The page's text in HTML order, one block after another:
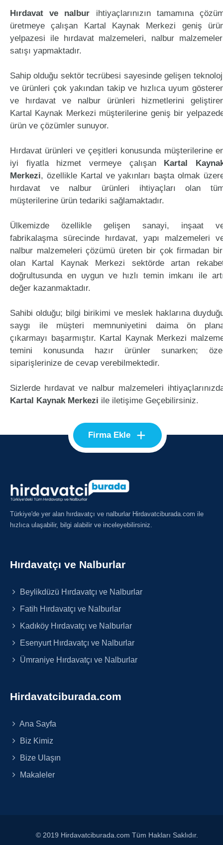
Hırdavat ve nalbur ihtiyaçlarınızın tamamına
üretmeye çalışan Kartal Kaynak Merkezi geniş
yelpazesi ile hırdavat malzemeleri, nalbur
satışı yapmaktadır.
Sahip olduğu sektör tecrübesi sayesinde gelişen
ve ürünleri çok yakından takip ve hızlıca uyum
ve hırdavat ve nalbur ürünleri hizmetlerini
Kartal Kaynak Merkezi müşterilerine geniş bir
ürün ve çözümler sunuyor.
Hırdavat ürünleri ve çeşitleri konusunda müşterilerine
iyi fiyatla hizmet vermeye çalışan Kartal
Merkezi, özellikle Kartal ve yakınları başta olmak
hırdavat ve nalbur ürünleri ihtiyaçları olan
müşterilerine ürün tedariki sağlamaktadır.
Ülkemizde özellikle gelişen sanayi, inşaat
fabrikalaşma sürecinde hırdavat, yapı malzemeleri
nalbur malzemeleri çözümü üreten bir çok firmadan
olan Kartal Kaynak Merkezi sektörde artan
doğrultusunda en uygun ve hızlı temin imkanı ile
değer kazanmaktadır.
Sahibi olduğu; bilgi birikimi ve meslek haklarına
saygı ile müşteri memnuniyetini daima ön
çıkarmayı başarmıştır. Kartal Kaynak Merkezi
temini konusunda hazır ürünler sunarken;
siparişlerinize de cevap verebilmektedir.
Sizlerde hırdavat ve nalbur malzemeleri
Kartal Kaynak Merkezi ile iletişime Geçebilirsiniz.
Firma Ekle +
Türkiye'de yer alan hırdavatçı ve nalburlar Hirdavatciburada.com ile
hızlıca ulaşabilir, bilgi alabilir ve inceleyebilirsiniz.
Hırdavatçı ve Nalburlar
Beylikdüzü Hırdavatçı ve Nalburlar
Fatih Hırdavatçı ve Nalburlar
Kadıköy Hırdavatçı ve Nalburlar
Esenyurt Hırdavatçı ve Nalburlar
Ümraniye Hırdavatçı ve Nalburlar
Hirdavatciburada.com
Ana Sayfa
Biz Kimiz
Bize Ulaşın
Makaleler
© 2019 Hirdavatciburada.com Tüm Hakları Saklıdır.